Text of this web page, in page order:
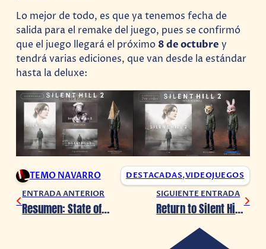
Lo mejor de todo, es que ya tenemos fecha de
salida para el remake del juego, pues se confirmó
que el juego llegará el próximo 8 de octubre y
tendrá varias ediciones, que van desde la estándar
hasta la deluxe:
TEMO NAVARRO DESTACADAS,VIDEOJUEGOS
ENTRADA ANTERIOR
Resumen: State of Play (30/05/2024)
SIGUIENTE ENTRADA
Return to Silent Hill presenta nuevos detalles